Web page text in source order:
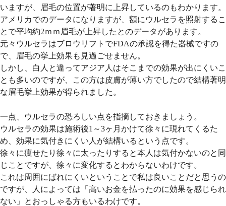
いますが、眉毛の位置が著明に上昇しているのもわかります。
アメリカでのデータになりますが、額にウルセラを照射するこ
とで平均約2ｍｍ眉毛が上昇したとのデータがあります。
元々ウルセラはブロウリフトでFDAの承認を得た器械ですの
で、眉毛の挙上効果も見過ごせません。
しかし、白人と違ってアジア人はそこまでの効果が出にくいこ
とも多いのですが、この方は皮膚が薄い方でしたので結構著明
な眉毛挙上効果が得られました。
一点、ウルセラの恐ろしい点を指摘しておきましょう。
ウルセラの効果は施術後1～3ヶ月かけて徐々に現れてくるた
め、効果に気付きにくい人が結構いるという点です。
徐々に痩せたり徐々に太ったりすると本人は気付かないのと同
じことですが、徐々に変化するとわからないわけです。
これは周囲にばれにくいということで私は良いことだと思うの
ですが、人によっては「高いお金を払ったのに効果を感じられ
ない」とおっしゃる方もいるわけです。